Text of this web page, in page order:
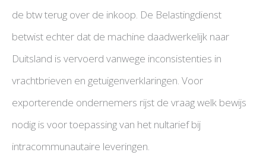
de btw terug over de inkoop. De Belastingdienst
betwist echter dat de machine daadwerkelijk naar
Duitsland is vervoerd vanwege inconsistenties in
vrachtbrieven en getuigenverklaringen. Voor
exporterende ondernemers rijst de vraag welk bewijs
nodig is voor toepassing van het nultarief bij
intracommunautaire leveringen.